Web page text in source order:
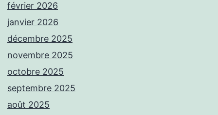
février 2026
janvier 2026
décembre 2025
novembre 2025
octobre 2025
septembre 2025
août 2025